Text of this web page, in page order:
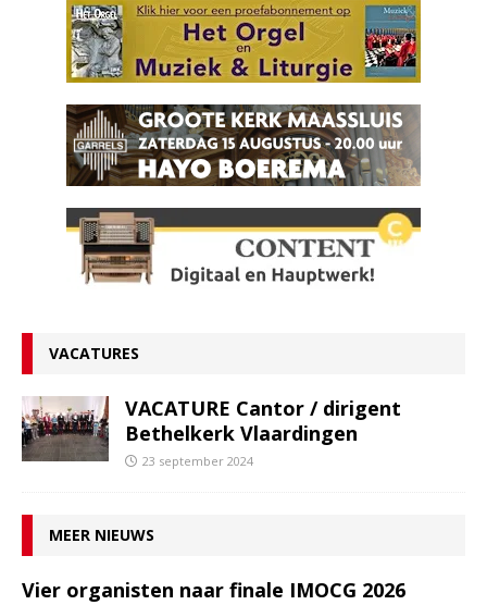
VACATURES
VACATURE Cantor / dirigent
Bethelkerk Vlaardingen
23 september 2024
MEER NIEUWS
Vier organisten naar finale IMOCG 2026